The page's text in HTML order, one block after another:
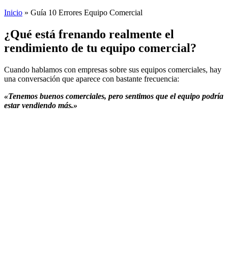
Inicio » Guía 10 Errores Equipo Comercial
¿Qué está frenando realmente el
rendimiento de tu equipo comercial?
Cuando hablamos con empresas sobre sus equipos comerciales, hay
una conversación que aparece con bastante frecuencia:
«Tenemos buenos comerciales, pero sentimos que el equipo podría
estar vendiendo más.»